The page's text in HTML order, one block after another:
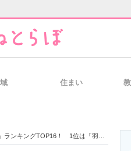
住まい
浜国大（5.55万円）」【2024年最新調査結果】